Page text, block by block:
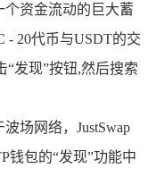
资金流动的巨大蓄
- 20代币与USDT的交
“发现”按钮,然后搜索
场网络，JustSwap
钱包的“发现”功能中